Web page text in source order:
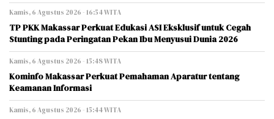
Kamis, 6 Agustus 2026 - 16:54 WITA
TP PKK Makassar Perkuat Edukasi ASI Eksklusif untuk Cegah
Stunting pada Peringatan Pekan Ibu Menyusui Dunia 2026
Kamis, 6 Agustus 2026 - 15:48 WITA
Kominfo Makassar Perkuat Pemahaman Aparatur tentang
Keamanan Informasi
Kamis, 6 Agustus 2026 - 15:44 WITA